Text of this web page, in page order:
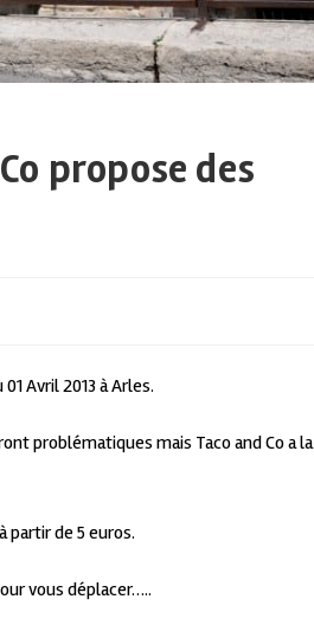
propose des
Avril 2013 à Arles.
problématiques mais Taco and Co a la
partir de 5 euros.
vous déplacer…..